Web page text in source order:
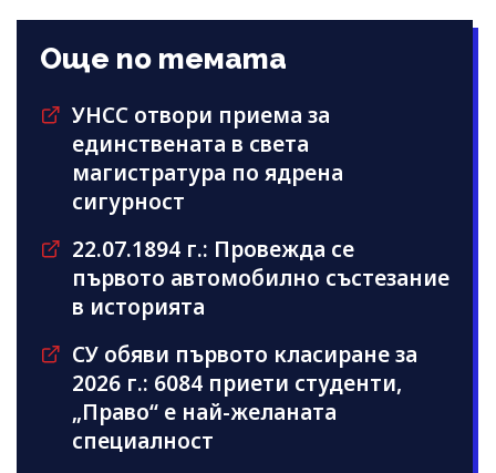
Още по темата
УНСС отвори приема за
единствената в света
магистратура по ядрена
сигурност
22.07.1894 г.: Провежда се
първото автомобилно състезание
в историята
СУ обяви първото класиране за
2026 г.: 6084 приети студенти,
„Право“ е най-желаната
специалност